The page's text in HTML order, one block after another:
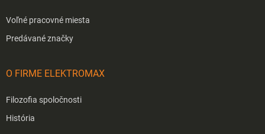
Voľné pracovné miesta
Predávané značky
O FIRME ELEKTROMAX
Filozofia spoločnosti
História